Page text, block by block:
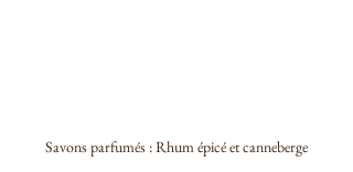
Savons parfumés : Rhum épicé et canneberge